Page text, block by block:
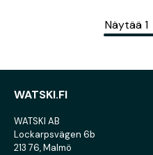
Näytää1
WATSKI.FI
WATSKI AB
Lockarpsvägen 6b
213 76, Malmö